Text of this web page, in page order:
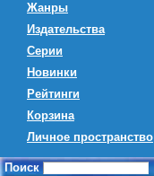
Жанры
Издательства
Серии
Новинки
Рейтинги
Корзина
Личное пространство
Поиск